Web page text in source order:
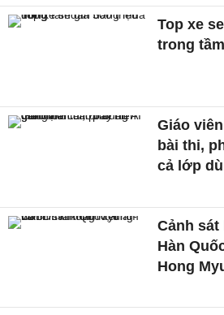
Top xe
trong
Giáo
bài thi,
cả lớp
Cảnh
Hàn
Hong